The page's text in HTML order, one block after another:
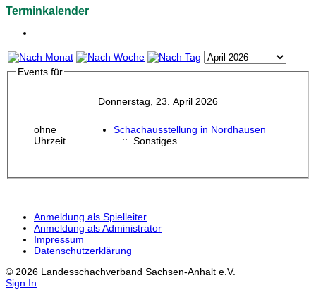
Terminkalender
Events für
Donnerstag, 23. April 2026
ohne
Uhrzeit
Schachausstellung in Nordhausen
:: Sonstiges
Anmeldung als Spielleiter
Anmeldung als Administrator
Impressum
Datenschutzerklärung
© 2026 Landesschachverband Sachsen-Anhalt e.V.
Sign In